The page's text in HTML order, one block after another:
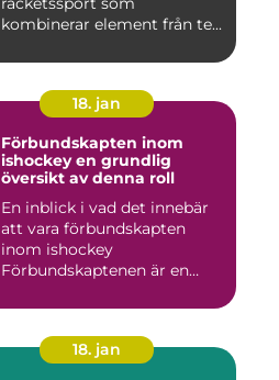
kombinerar element från te...
18. jan
Förbundskapten inom
ishockey en grundlig
översikt av denna roll
En inblick i vad det innebär
att vara förbundskapten
inom ishockey
Förbundskaptenen är en
18. jan